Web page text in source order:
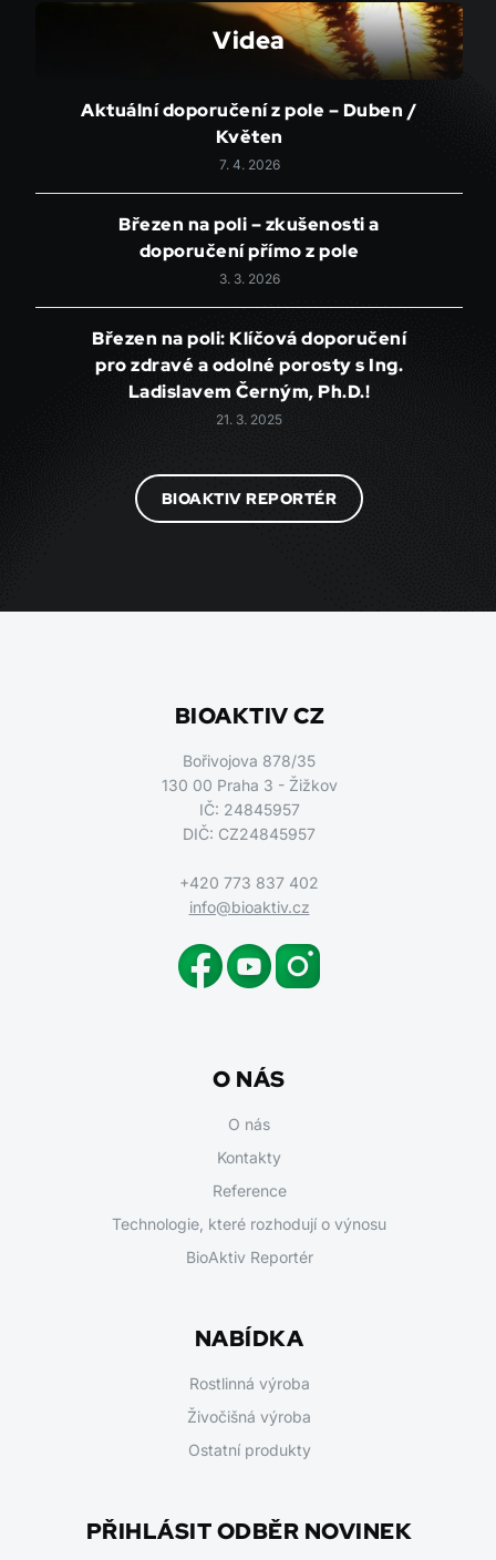
Videa
Aktuální doporučení z pole – Duben /
Květen
7. 4. 2026
Březen na poli – zkušenosti a
doporučení přímo z pole
3. 3. 2026
Březen na poli: Klíčová doporučení
pro zdravé a odolné porosty s Ing.
Ladislavem Černým, Ph.D.!
21. 3. 2025
BIOAKTIV REPORTÉR
BIOAKTIV CZ
Bořivojova 878/35
130 00 Praha 3 - Žižkov
IČ: 24845957
DIČ: CZ24845957
+420 773 837 402
info@bioaktiv.cz
O NÁS
O nás
Kontakty
Reference
Technologie, které rozhodují o výnosu
BioAktiv Reportér
NABÍDKA
Rostlinná výroba
Živočišná výroba
Ostatní produkty
PŘIHLÁSIT ODBĚR NOVINEK